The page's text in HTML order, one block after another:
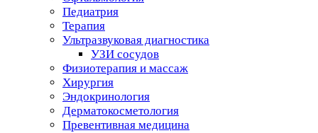
Педиатрия
Терапия
Ультразвуковая диагностика
УЗИ сосудов
Физиотерапия и массаж
Хирургия
Эндокринология
Дерматокосметология
Превентивная медицина